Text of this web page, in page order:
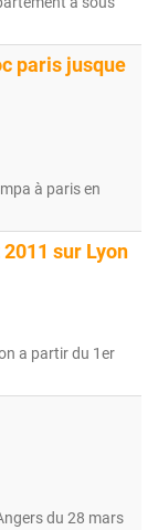
paris jusque
à paris en
sur Lyon
a partir du 1er
du 28 mars